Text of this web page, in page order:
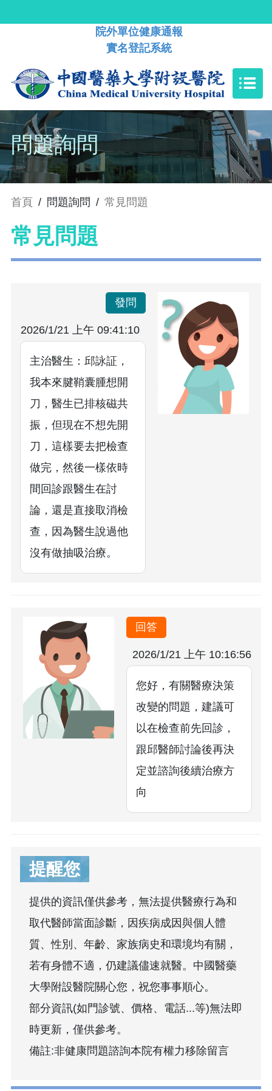
院外單位健康通報
實名登記系統
問題詢問
首頁 / 問題詢問 / 常見問題
常見問題
發問
2026/1/21 上午 09:41:10
主治醫生：邱詠証，
我本來腱鞘囊腫想開
刀，醫生已排核磁共
振，但現在不想先開
刀，這樣要去把檢查
做完，然後一樣依時
間回診跟醫生在討
論，還是直接取消檢
查，因為醫生說過他
沒有做抽吸治療。
回答
2026/1/21 上午 10:16:56
您好，有關醫療決策
改變的問題，建議可
以在檢查前先回診，
跟邱醫師討論後再決
定並諮詢後續治療方
向
提醒您
提供的資訊僅供參考，無法提供醫療行為和
取代醫師當面診斷，因疾病成因與個人體
質、性別、年齡、家族病史和環境均有關，
若有身體不適，仍建議儘速就醫。中國醫藥
大學附設醫院關心您，祝您事事順心。
部分資訊(如門診號、價格、電話...等)無法即
時更新，僅供參考。
備註:非健康問題諮詢本院有權力移除留言